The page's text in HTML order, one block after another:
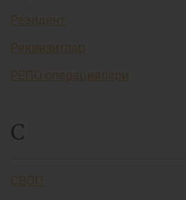
Резидент
Реквизитлар
РЕПО операциялари
С
СВОП